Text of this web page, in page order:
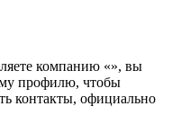
компанию «», вы
профилю, чтобы
контакты, официально